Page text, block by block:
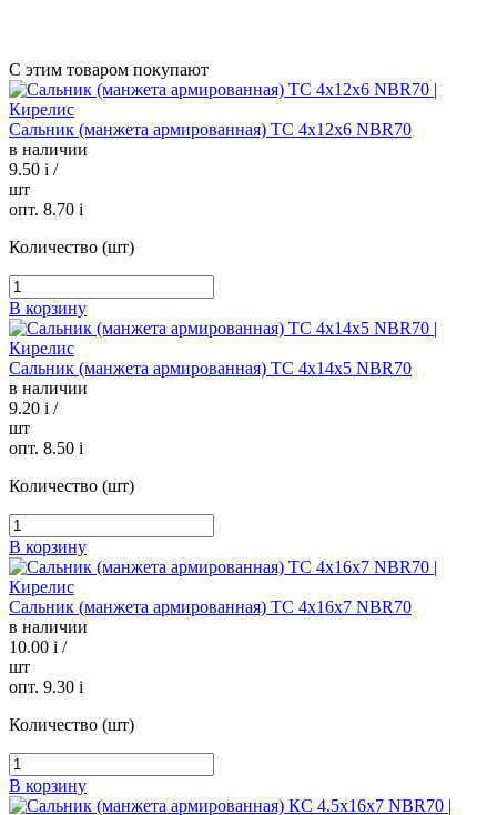
С этим товаром покупают
Сальник (манжета армированная) TC 4х12х6 NBR70
в наличии
9.50 i /
шт
опт. 8.70 i
Количество (шт)
В корзину
Сальник (манжета армированная) TC 4х14х5 NBR70
в наличии
9.20 i /
шт
опт. 8.50 i
Количество (шт)
В корзину
Сальник (манжета армированная) TC 4х16х7 NBR70
в наличии
10.00 i /
шт
опт. 9.30 i
Количество (шт)
В корзину